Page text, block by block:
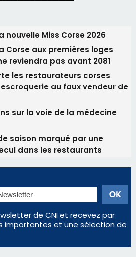
sur la voie de la médecine
saison marqué par une
dans les restaurants
de CNI et recevez par
importantes et une sélection de